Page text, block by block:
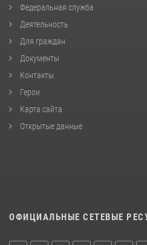
Федеральная служба
Деятельность
Для граждан
Документы
Контакты
Герои
Карта сайта
Открытые данные
ОФИЦИАЛЬНЫЕ СЕТЕВЫЕ